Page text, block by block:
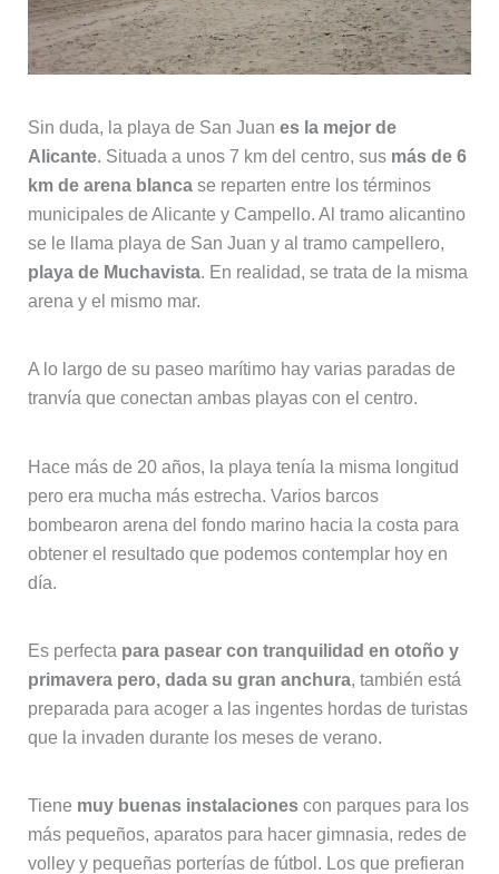
Sin duda, la playa de San Juan es la mejor de
Alicante. Situada a unos 7 km del centro, susmás de 6
km de arena blancase reparten entre los términos
municipales de Alicante y Campello. Al tramo alicantino
se le llama playa de San Juan y al tramo campellero,
playa de Muchavista. En realidad, se trata de la misma
arena y el mismo mar.
A lo largo de su paseo marítimo hay varias paradas de
tranvía que conectan ambas playas con el centro.
Hace más de 20 años, la playa tenía la misma longitud
pero era mucha más estrecha. Varios barcos
bombearon arena del fondo marino hacia la costa para
obtener el resultado que podemos contemplar hoy en
día.
Es perfecta para pasear con tranquilidad en otoño y
primavera pero, dada su gran anchura, también está
preparada para acoger a las ingentes hordas de turistas
que la invaden durante los meses de verano.
Tiene muy buenas instalacionescon parques para los
más pequeños, aparatos para hacer gimnasia, redes de
volley y pequeñas porterías de fútbol. Los que prefieran